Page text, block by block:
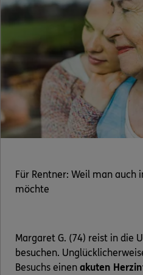
Für Rentner: Weil man
möchte
Margaret G. (74) reist in die
besuchen.
Besuchs einen akuten